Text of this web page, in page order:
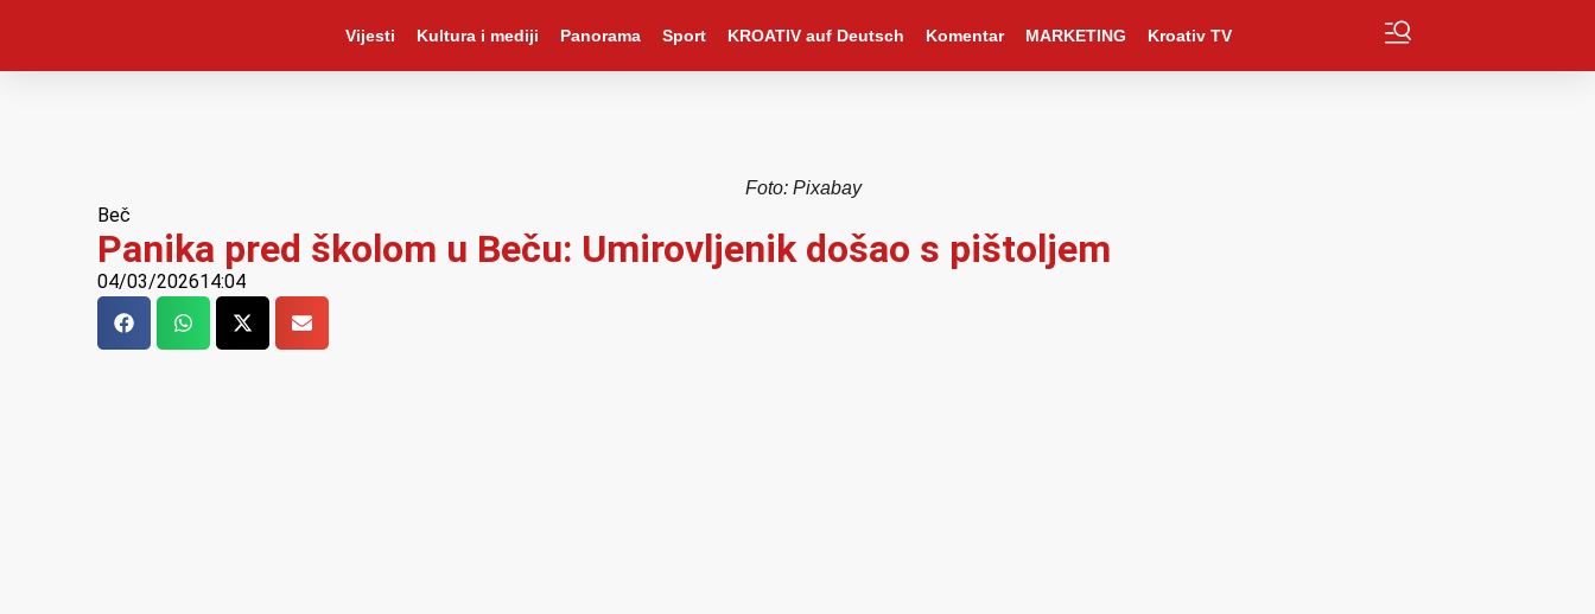
Vijesti Kultura i mediji Panorama Sport KROATIV auf Deutsch Komentar MARKETING Kroativ TV
Foto: Pixabay
Beč
Panika pred školom u Beču: Umirovljenik došao s pištoljem
04/03/202614:04